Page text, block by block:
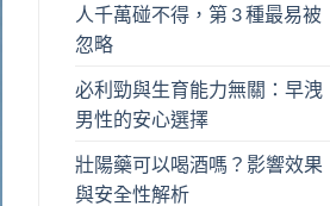
人千萬碰不得，第 3 種最易被
忽略
必利勁與生育能力無關：早洩
男性的安心選擇
壯陽藥可以喝酒嗎？影響效果
與安全性解析